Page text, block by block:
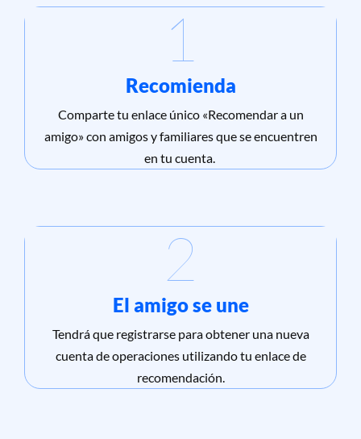
1
Recomienda
Comparte tu enlace único «Recomendar a un
amigo» con amigos y familiares que se encuentren
en tu cuenta.
2
El amigo se une
Tendrá que registrarse para obtener una nueva
cuenta de operaciones utilizando tu enlace de
recomendación.